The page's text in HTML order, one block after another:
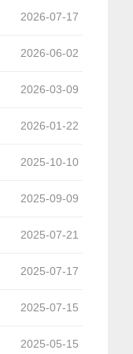
2026-07-17
2026-06-02
2026-03-09
2026-01-22
2025-10-10
2025-09-09
2025-07-21
2025-07-17
2025-07-15
2025-05-15